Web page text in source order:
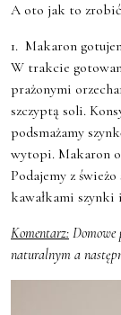
A oto jak to
1. Makaron
W trakcie
prażonymi
szczyptą soli.
podsmażamy
wytopi. Makaron
Podajemy z
kawałkami
Komentarz: Domowe
naturalnym a